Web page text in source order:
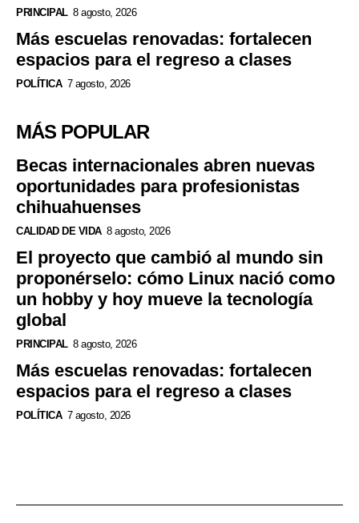
PRINCIPAL 8 agosto, 2026
Más escuelas renovadas: fortalecen
espacios para el regreso a clases
POLÍTICA 7 agosto, 2026
MÁS POPULAR
Becas internacionales abren nuevas
oportunidades para profesionistas
chihuahuenses
CALIDAD DE VIDA 8 agosto, 2026
El proyecto que cambió al mundo sin
proponérselo: cómo Linux nació como
un hobby y hoy mueve la tecnología
global
PRINCIPAL 8 agosto, 2026
Más escuelas renovadas: fortalecen
espacios para el regreso a clases
POLÍTICA 7 agosto, 2026